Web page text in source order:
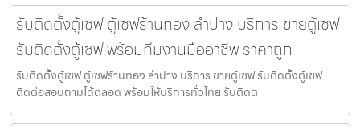
รับติดตั้งตู้เซฟ ตู้เซฟร้านทอง ลำปาง บริการ ขายตู้เซฟ
รับติดตั้งตู้เซฟ พร้อมทีมงานมืออาชีพ ราคาถูก
รับติดตั้งตู้เซฟ ตู้เซฟร้านทอง ลำปาง บริการ ขายตู้เซฟ รับติดตั้งตู้เซฟ
ติดต่อสอบถามได้ตลอด พร้อมให้บริการทั่วไทย รับติดต